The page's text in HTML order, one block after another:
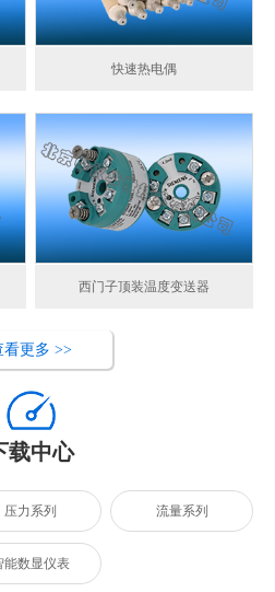
快速热电偶
西门子顶装温度变送器
看更多 >>
载中心
压力系列 流量系列
能数显仪表